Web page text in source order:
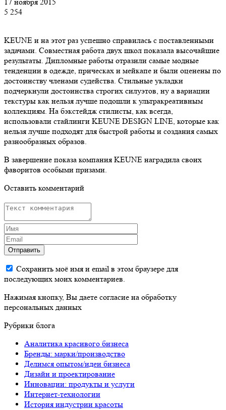
5 254
KEUNE и на этот раз успешно справилась с поставленными
задачами. Совместная работа двух школ показала высочайшие
результаты. Дипломные работы отразили самые модные
тенденции в одежде, прическах и мейкапе и были оценены по
достоинству членами судейства. Стильные укладки
подчеркнули достоинства строгих силуэтов, ну а вариации
текстуры как нельзя лучше подошли к ультракреативным
коллекциям. На бэкстейдж стилисты, как всегда,
использовали стайлинги KEUNE DESIGN LINE, которые как
нельзя лучше подходят для быстрой работы и создания самых
разнообразных образов.
В завершение показа компания KEUNE наградила своих
фаворитов особыми призами.
Оставить комментарий
Отправить
Сохранить моё имя и email в этом браузере для
последующих моих комментариев.
Нажимая кнопку, Вы даете согласие на обработку
персональных данных
Рубрики блога
Аналитика красивого бизнеса
Бренды: марки/производство
Делимся опытом/идеи бизнеса
Дизайн и проектирование
Инновации: продукты и услуги
Интернет-технологии
История индустрии красоты